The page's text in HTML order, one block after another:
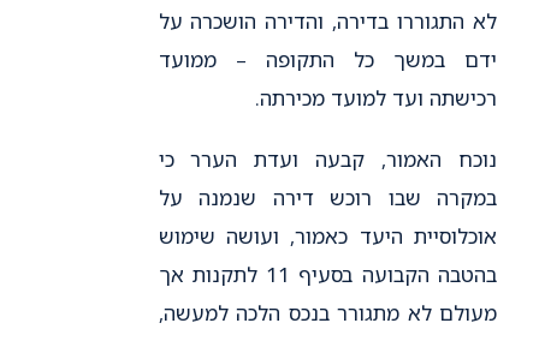
לא התגוררו בדירה, והדירה הושכרה על
ידם במשך כל התקופה – ממועד
רכישתה ועד למועד מכירתה.
נוכח האמור, קבעה ועדת הערר כי
במקרה שבו רוכש דירה שנמנה על
אוכלוסיית היעד כאמור, ועושה שימוש
בהטבה הקבועה בסעיף 11 לתקנות אך
מעולם לא מתגורר בנכס הלכה למעשה,